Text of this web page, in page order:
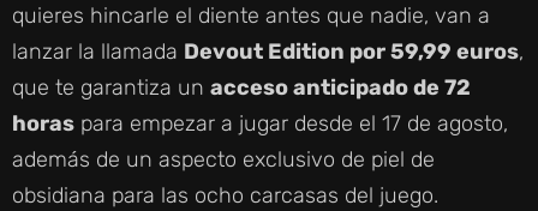
quieres hincarle el diente antes que nadie, van a
lanzar la llamada Devout Edition por 59,99 euros,
que te garantiza un acceso anticipado de 72
horas para empezar a jugar desde el 17 de agosto,
además de un aspecto exclusivo de piel de
obsidiana para las ocho carcasas del juego.